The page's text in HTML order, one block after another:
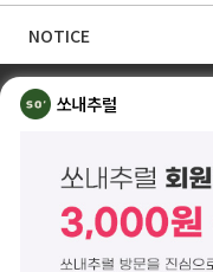
NOTICE
쏘내추럴 소개
사업자등록번호 261-81-21889
통신
제품/배송 문의help@sonatural.co.kr
마케팅 문의
본사 고객센터 문의 02-573-6769
쏘내추럴